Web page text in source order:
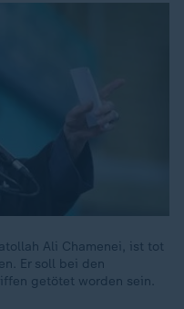
Ali Chamenei, ist tot
Er soll bei den
getötet worden sein.